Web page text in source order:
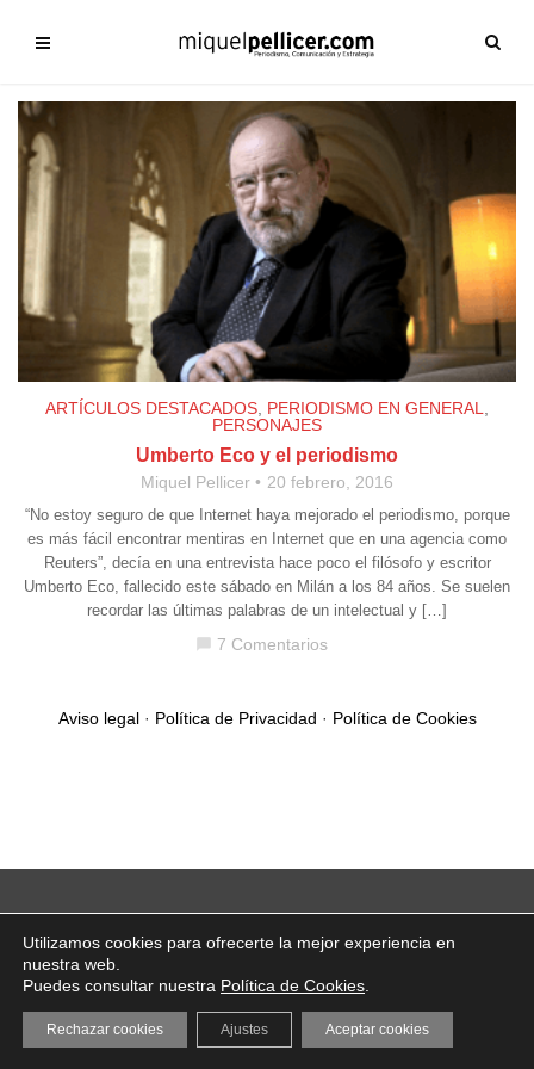
ARTÍCULOS DESTACADOS, PERIODISMO EN GENERAL,
PERSONAJES
Umberto Eco y el periodismo
Miquel Pellicer 20 febrero, 2016
“No estoy seguro de que Internet haya mejorado el periodismo, porque
es más fácil encontrar mentiras en Internet que en una agencia como
Reuters”, decía en una entrevista hace poco el filósofo y escritor
Umberto Eco, fallecido este sábado en Milán a los 84 años. Se suelen
recordar las últimas palabras de un intelectual y […]
chat_bubble 7 Comentarios
Aviso legal· Política de Privacidad · Política de Cookies
Utilizamos cookies para ofrecerte la mejor experiencia en
nuestra web.
Puedes consultar nuestra Política de Cookies
Aceptar cookies
Rechazar cookies Ajustes